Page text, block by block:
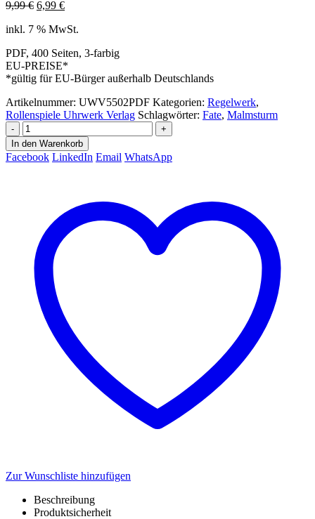
9,99€ Ursprünglicher
war:
6,99 €Aktueller
ist:
inkl. 7 % MwSt.
PDF, 400 Seiten, 3-farbig
EU-PREISE*
*gültig für EU-Bürger außerhalb Deutschlands
Artikelnummer: UWV5502PDF Kategorien: Regelwerk,
Rollenspiele Uhrwerk Verlag Schlagwörter: Fate, Malmsturm
-
+
In den Warenkorb
Facebook LinkedIn Email WhatsApp
Zur Wunschliste hinzufügen
Beschreibung
Produktsicherheit